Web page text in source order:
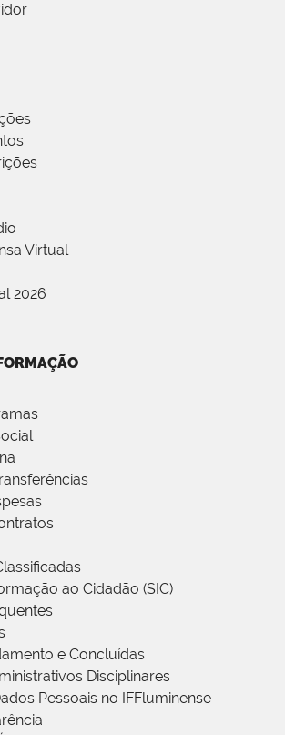
Virtual
2026
ao Cidadão (SIC)
e Concluídas
Disciplinares
Pessoais no IFFluminense